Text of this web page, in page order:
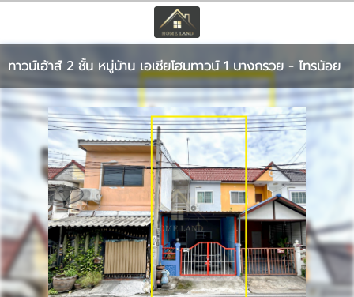
TH
เข้าสู่ระบบ สมัครสมาชิก
หน้าหลัก
ทรัพย์สิน
บริการ
ข่าวสาร
ติดต่อ
ทาวน์เฮ้าส์ 2 ชั้น หมู่บ้าน เอเชียโฮมทาวน์ 1 บางกรวย - ไทรน้อย